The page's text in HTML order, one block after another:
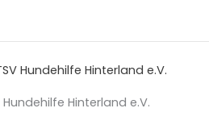
Hundehilfe Hinterland e.V.
Hinterland e.V.